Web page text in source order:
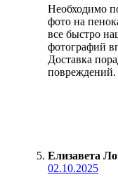
Необходимо
фото на
все быстро
фотографий
Доставка
повреждений.
Елизавета
02.10.2025